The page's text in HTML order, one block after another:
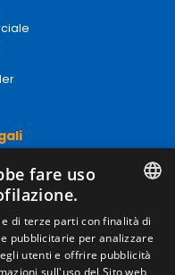
di vendita
SPANISH
ENGLISH
fare uso
e di terze parti con finalità di
pubblicitarie per analizzare
utenti e offrire pubblicità
sull'uso del Sito web